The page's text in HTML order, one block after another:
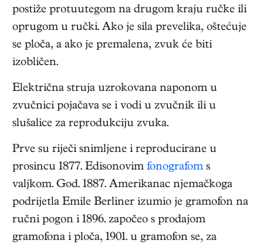
postiže protuutegom na drugom kraju ručke ili
oprugom u ručki. Ako je sila prevelika, oštećuje
se ploča, a ako je premalena, zvuk će biti
izobličen.
Električna struja uzrokovana naponom u
zvučnici pojačava se i vodi u zvučnik ili u
slušalice za reprodukciju zvuka.
Prve su riječi snimljene i reproducirane u
prosincu 1877. Edisonovim fonografom s
valjkom. God. 1887. Amerikanac njemačkoga
podrijetla Emile Berliner izumio je gramofon na
ručni pogon i 1896. započeo s prodajom
gramofona i ploča, 1901. u gramofon se, za